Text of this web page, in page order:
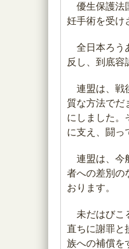
優生保護法
妊手術を受け
全日本ろう
反し、到底容
連盟は、戦
質な方法でだ
にしました。
に支え、闘っ
連盟は、今
者への差別の
おります。
未だはびこ
直ちに謝罪と
族への補償を